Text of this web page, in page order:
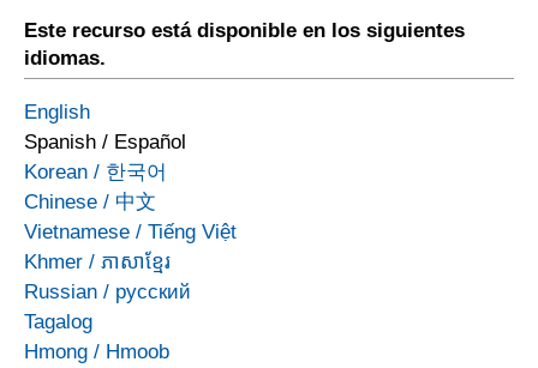
Este recurso está disponible en los siguientes
idiomas.
English
Spanish / Español
Korean / 한국어
Chinese / 中文
Vietnamese / Tiếng Việt
Khmer / ភាសាខ្មែរ
Russian / русский
Tagalog
Hmong / Hmoob